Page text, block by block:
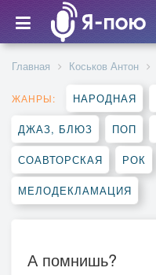
Главная Коськов Антон
ЖАНРЫ: НАРОДНАЯ
ДЖАЗ, БЛЮЗ ПОП
СОАВТОРСКАЯ РОК
МЕЛОДЕКЛАМАЦИЯ
А помнишь?